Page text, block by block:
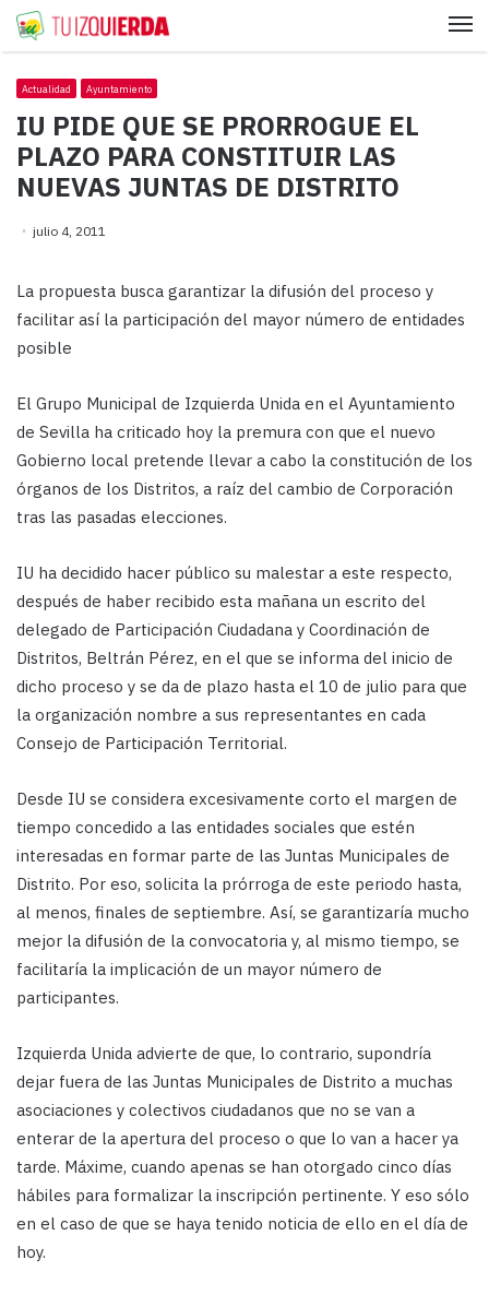
Actualidad Ayuntamiento
IU PIDE QUE SE PRORROGUE EL
PLAZO PARA CONSTITUIR LAS
NUEVAS JUNTAS DE DISTRITO
julio 4, 2011
La propuesta busca garantizar la difusión del proceso y
facilitar así la participación del mayor número de entidades
posible
El Grupo Municipal de Izquierda Unida en el Ayuntamiento
de Sevilla ha criticado hoy la premura con que el nuevo
Gobierno local pretende llevar a cabo la constitución de los
órganos de los Distritos, a raíz del cambio de Corporación
tras las pasadas elecciones.
IU ha decidido hacer público su malestar a este respecto,
después de haber recibido esta mañana un escrito del
delegado de Participación Ciudadana y Coordinación de
Distritos, Beltrán Pérez, en el que se informa del inicio de
dicho proceso y se da de plazo hasta el 10 de julio para que
la organización nombre a sus representantes en cada
Consejo de Participación Territorial.
Desde IU se considera excesivamente corto el margen de
tiempo concedido a las entidades sociales que estén
interesadas en formar parte de las Juntas Municipales de
Distrito. Por eso, solicita la prórroga de este periodo hasta,
al menos, finales de septiembre. Así, se garantizaría mucho
mejor la difusión de la convocatoria y, al mismo tiempo, se
facilitaría la implicación de un mayor número de
participantes.
Izquierda Unida advierte de que, lo contrario, supondría
dejar fuera de las Juntas Municipales de Distrito a muchas
asociaciones y colectivos ciudadanos que no se van a
enterar de la apertura del proceso o que lo van a hacer ya
tarde. Máxime, cuando apenas se han otorgado cinco días
hábiles para formalizar la inscripción pertinente. Y eso sólo
en el caso de que se haya tenido noticia de ello en el día de
hoy.